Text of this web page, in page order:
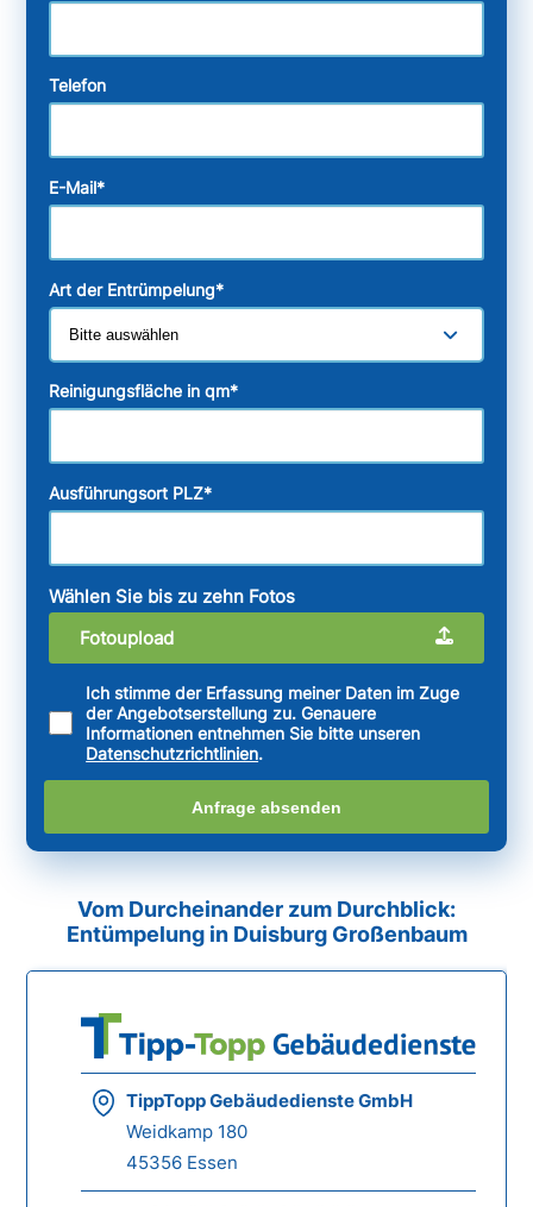
Telefon
E-Mail*
Art der Entrümpelung*
Reinigungsfläche in qm*
Ausführungsort PLZ*
Wählen Sie bis zu zehn Fotos
Fotoupload
Ich stimme der Erfassung meiner Daten im Zuge
der Angebotserstellung zu. Genauere
Informationen entnehmen Sie bitte unseren
Datenschutzrichtlinien.
Anfrage absenden
Vom Durcheinander zum Durchblick:
Entümpelung in Duisburg Großenbaum
TippTopp Gebäudedienste GmbH
Weidkamp 180
45356 Essen